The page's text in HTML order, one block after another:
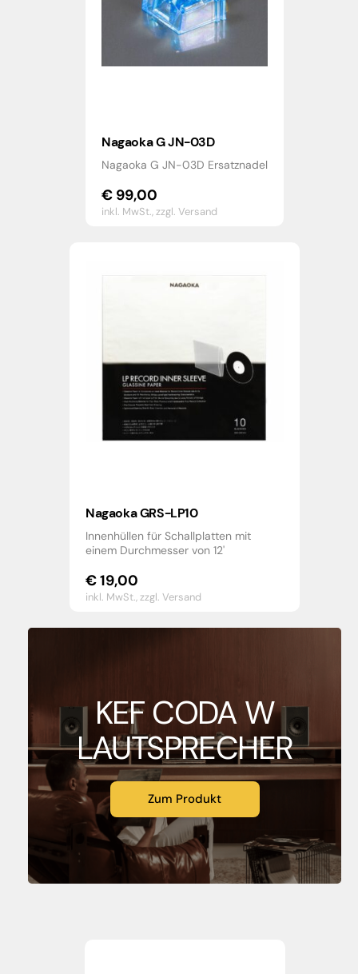
Nagaoka G JN-03D
Nagaoka G JN-03D Ersatznadel
€ 99,00
inkl. MwSt.,zzgl. Versand
Nagaoka GRS-LP10
Innenhüllen für Schallplatten mit
einem Durchmesser von 12'
€19,00
inkl. MwSt.,zzgl. Versand
KEF CODA W
LAUTSPRECHER
Zum Produkt